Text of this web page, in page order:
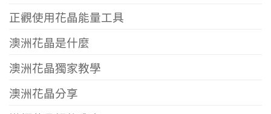
正觀使用花晶能量工具
澳洲花晶是什麼
澳洲花晶獨家教學
澳洲花晶分享